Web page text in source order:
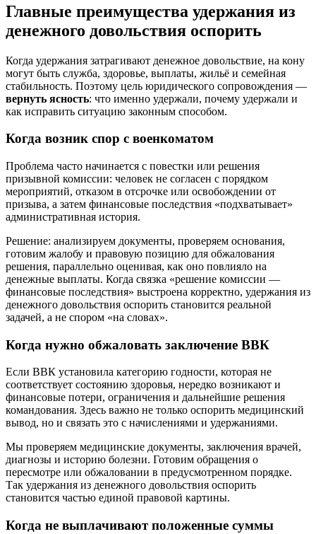
Главные преимущества удержания из
денежного довольствия оспорить
Когда удержания затрагивают денежное довольствие, на кону
могут быть служба, здоровье, выплаты, жильё и семейная
стабильность. Поэтому цель юридического сопровождения —
вернуть ясность: что именно удержали, почему удержали и
как исправить ситуацию законным способом.
Когда возник спор с военкоматом
Проблема часто начинается с повестки или решения
призывной комиссии: человек не согласен с порядком
мероприятий, отказом в отсрочке или освобождении от
призыва, а затем финансовые последствия «подхватывает»
административная история.
Решение: анализируем документы, проверяем основания,
готовим жалобу и правовую позицию для обжалования
решения, параллельно оценивая, как оно повлияло на
денежные выплаты. Когда связка «решение комиссии —
финансовые последствия» выстроена корректно, удержания из
денежного довольствия оспорить становится реальной
задачей, а не спором «на словах».
Когда нужно обжаловать заключение ВВК
Если ВВК установила категорию годности, которая не
соответствует состоянию здоровья, нередко возникают и
финансовые потери, ограничения и дальнейшие решения
командования. Здесь важно не только оспорить медицинский
вывод, но и связать это с начислениями и удержаниями.
Мы проверяем медицинские документы, заключения врачей,
диагнозы и историю болезни. Готовим обращения о
пересмотре или обжаловании в предусмотренном порядке.
Так удержания из денежного довольствия оспорить
становится частью единой правовой картины.
Когда не выплачивают положенные суммы